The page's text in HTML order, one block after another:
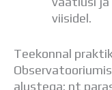
Koorilaul
Õppekava
viisidel.
Teekonnal
alustega: nt